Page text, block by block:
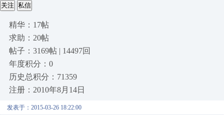
关注 私信
精华：17帖
求助：20帖
帖子：3169帖 | 14497回
年度积分：0
历史总积分：71359
注册：2010年8月14日
发表于：2015-03-26 18:22:00